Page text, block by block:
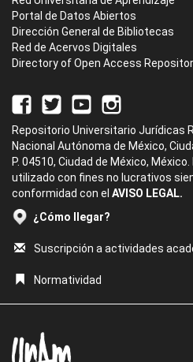
Portal de Datos Abiertos
Dirección General de Bibliotecas
Red de Acervos Digitales
Directory of Open Access
Repositorio Universitario Jurídicas
Nacional Autónoma de México,
P. 04510, Ciudad de México,
utilizado con fines no lucrativos
conformidad con el AVISO LEGAL.
¿Cómo llegar?
Suscripción a actividades
Normatividad